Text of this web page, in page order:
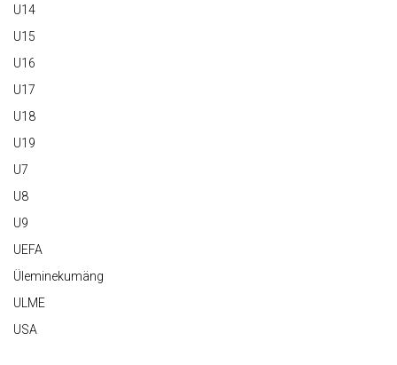
U14
U15
U16
U17
U18
U19
U7
U8
U9
UEFA
Üleminekumäng
ULME
USA